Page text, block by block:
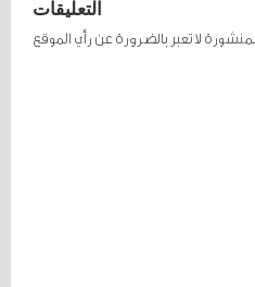
التعليقات
لا تعبر بالضرورة عن رأي الموقع